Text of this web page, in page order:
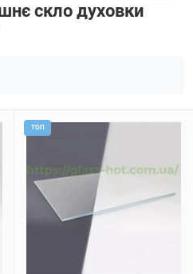
скло духовки
ТОП